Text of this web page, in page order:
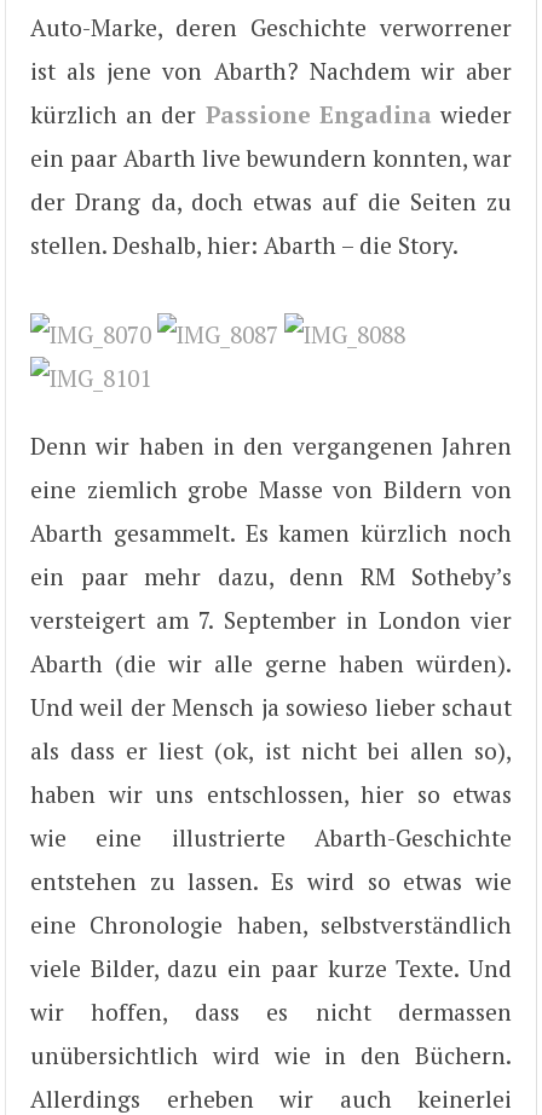
Auto-Marke, deren Geschichte verworrener
ist als jene von Abarth? Nachdem wir aber
kürzlich an der Passione Engadina wieder
ein paar Abarth live bewundern konnten, war
der Drang da, doch etwas auf die Seiten zu
stellen. Deshalb, hier: Abarth – die Story.
Denn wir haben in den vergangenen Jahren
eine ziemlich grobe Masse von Bildern von
Abarth gesammelt. Es kamen kürzlich noch
ein paar mehr dazu, denn RM Sotheby’s
versteigert am 7. September in London vier
Abarth (die wir alle gerne haben würden).
Und weil der Mensch ja sowieso lieber schaut
als dass er liest (ok, ist nicht bei allen so),
haben wir uns entschlossen, hier so etwas
wie eine illustrierte Abarth-Geschichte
entstehen zu lassen. Es wird so etwas wie
eine Chronologie haben, selbstverständlich
viele Bilder, dazu ein paar kurze Texte. Und
wir hoffen, dass es nicht dermassen
unübersichtlich wird wie in den Büchern.
Allerdings erheben wir auch keinerlei